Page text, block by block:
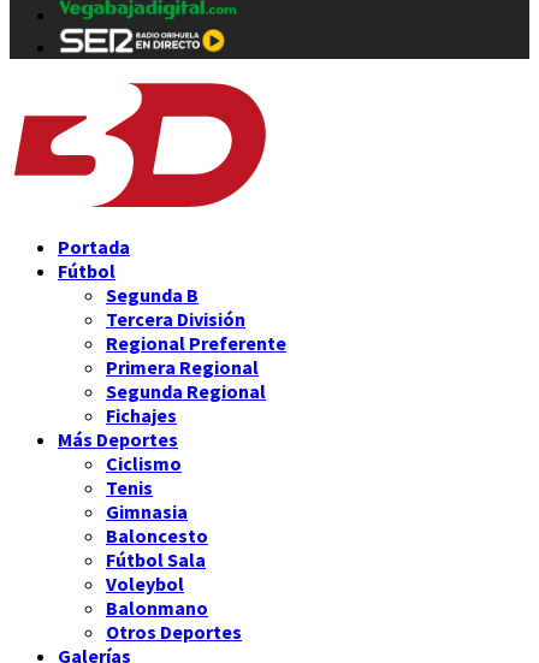
Portada
Fútbol
Segunda B
Tercera División
Regional Preferente
Primera Regional
Segunda Regional
Fichajes
Más Deportes
Ciclismo
Tenis
Gimnasia
Baloncesto
Fútbol Sala
Voleybol
Balonmano
Otros Deportes
Galerías